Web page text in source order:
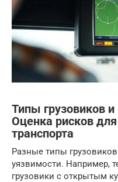
Типы грузовиков
Оценка рисков
транспорта
Разные типы
уязвимости. Например,
грузовики с открытым